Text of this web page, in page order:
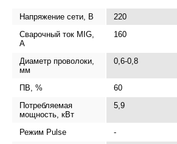
Напряжение сети, В 220
Сварочный ток MIG,
А
160
Диаметр проволоки,
мм
0,6-0,8
ПВ, % 60
Потребляемая
мощность, кВт
5,9
Режим Pulse -